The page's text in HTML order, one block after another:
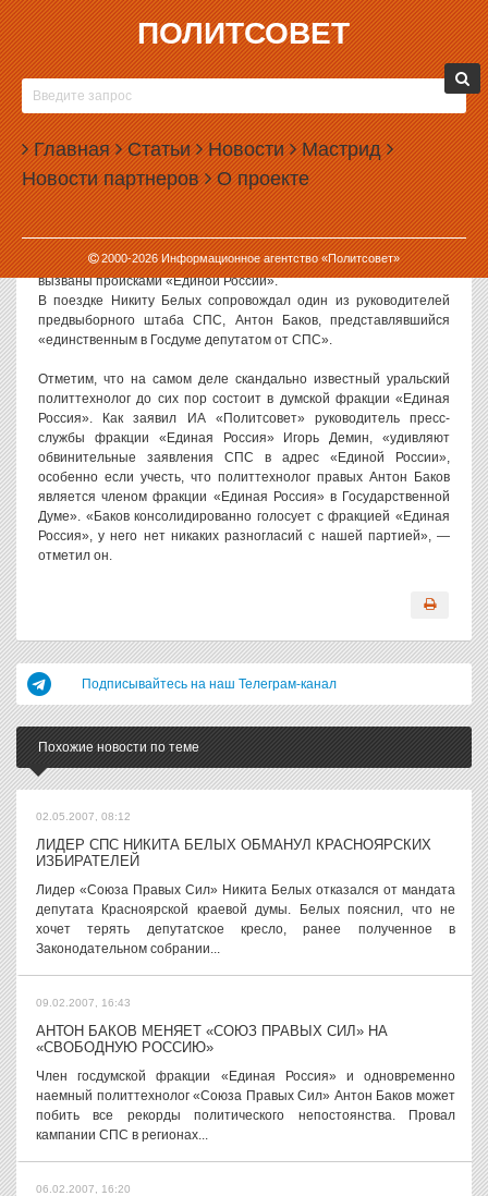
ПОЛИТСОВЕТ
Главная Статьи Новости Мастрид
Новости партнеров О проекте
2000-2026Информационное агентство «Политсовет»
14.02.2007, 09:42
АНТОН БАКОВ ДЕЗИНФОРМИРУЕТ
ИЗБИРАТЕЛЕЙ ПСКОВА
Как стало известно ИА «Политсовет», Псков, где был недавно
снят с выборов список «Союза Правых Сил», посетил лидер
правых Никита Белых. Никита Белых рассказал псковскому
активу, что юридическая служба партии надеется добиться
восстановления списка СПС на выборах в Псковской области.
Лидер партии в очередной раз посетовал, что все проблемы СПС
вызваны происками «Единой России».
В поездке Никиту Белых сопровождал один из руководителей
предвыборного штаба СПС, Антон Баков, представлявшийся
«единственным в Госдуме депутатом от СПС».
Отметим, что на самом деле скандально известный уральский
политтехнолог до сих пор состоит в думской фракции «Единая
Россия». Как заявил ИА «Политсовет» руководитель пресс-
службы фракции «Единая Россия» Игорь Демин, «удивляют
обвинительные заявления СПС в адрес «Единой России»,
особенно если учесть, что политтехнолог правых Антон Баков
является членом фракции «Единая Россия» в Государственной
Думе». «Баков консолидированно голосует с фракцией «Единая
Россия», у него нет никаких разногласий с нашей партией», —
отметил он.
Подписывайтесь на наш Телеграм-канал
Похожие новости по теме
02.05.2007, 08:12
ЛИДЕР СПС НИКИТА БЕЛЫХ ОБМАНУЛ КРАСНОЯРСКИХ
ИЗБИРАТЕЛЕЙ
Лидер «Союза Правых Сил» Никита Белых отказался от мандата
депутата Красноярской краевой думы. Белых пояснил, что не
хочет терять депутатское кресло, ранее полученное в
Законодательном собрании...
09.02.2007, 16:43
АНТОН БАКОВ МЕНЯЕТ «СОЮЗ ПРАВЫХ СИЛ» НА
«СВОБОДНУЮ РОССИЮ»
Член госдумской фракции «Единая Россия» и одновременно
наемный политтехнолог «Союза Правых Сил» Антон Баков может
побить все рекорды политического непостоянства. Провал
кампании СПС в регионах...
06.02.2007, 16:20